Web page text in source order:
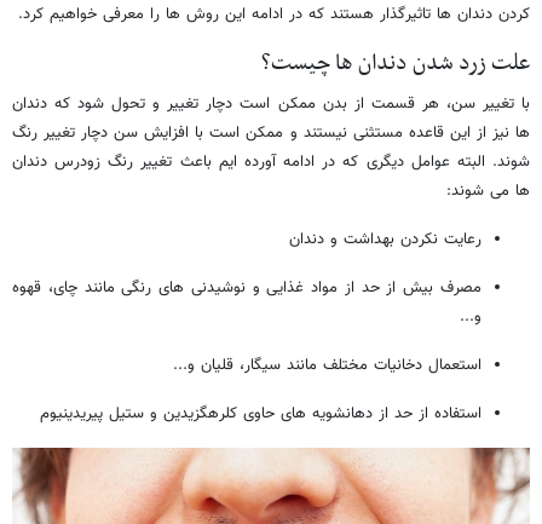
کردن دندان ها تاثیرگذار هستند که در ادامه این روش ها را معرفی خواهیم کرد.
علت زرد شدن دندان ها چیست؟
با تغییر سن، هر قسمت از بدن ممکن است دچار تغییر و تحول شود که دندان
ها نیز از این قاعده مستثنی نیستند و ممکن است با افزایش سن دچار تغییر رنگ
شوند. البته عوامل دیگری که در ادامه آورده ایم باعث تغییر رنگ زودرس دندان
ها می شوند:
رعایت نکردن بهداشت و دندان
مصرف بیش از حد از مواد غذایی و نوشیدنی های رنگی مانند چای، قهوه
و...
استعمال دخانیات مختلف مانند سیگار، قلیان و...
استفاده از حد از دهانشویه های حاوی کلرهگزیدین و ستیل پیریدینیوم